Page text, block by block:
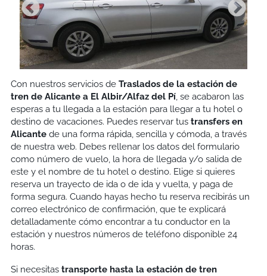
Con nuestros servicios de Traslados de la estación de
tren de Alicante a El Albir/Alfaz del Pí, se acabaron las
esperas a tu llegada a la estación para llegar a tu hotel o
destino de vacaciones. Puedes reservar tustransfers en
Alicante de una forma rápida, sencilla y cómoda, a través
de nuestra web. Debes rellenar los datos del formulario
como número de vuelo, la hora de llegada y/o salida de
este y el nombre de tu hotel o destino. Elige si quieres
reserva un trayecto de ida o de ida y vuelta, y paga de
forma segura. Cuando hayas hecho tu reserva recibirás un
correo electrónico de confirmación, que te explicará
detalladamente cómo encontrar a tu conductor en la
estación y nuestros números de teléfono disponible 24
horas.
Si necesitas transporte hasta la estación de tren